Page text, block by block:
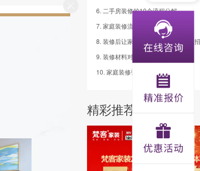
6. 二手房装修的10个流程分解
7. 家庭装修流程7步走
8. 装修后让家人远离装修污染的四绝招
9. 装修材料对老人房装修风水的影响
10. 家庭装修瓷砖的用量计算方法
精彩推荐